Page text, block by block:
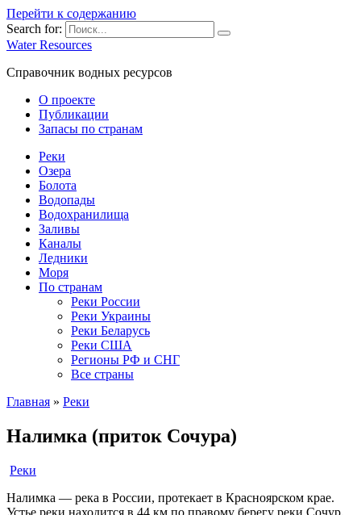
Перейти к содержанию
Search for:
Water Resources
Справочник водных ресурсов
О проекте
Публикации
Запасы по странам
Реки
Озера
Болота
Водопады
Водохранилища
Заливы
Каналы
Ледники
Моря
По странам
Реки России
Реки Украины
Реки Беларусь
Реки США
Регионы РФ и СНГ
Все страны
Главная » Реки
Налимка (приток Сочура)
Реки
Налимка — река в России, протекает в Красноярском крае.
Устье реки находится в 44 км по правому берегу реки Сочур.